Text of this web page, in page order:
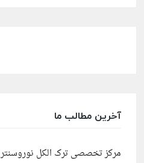
آخرین مطالب ما
مرکز تخصصی ترک الکل نوروسنتر